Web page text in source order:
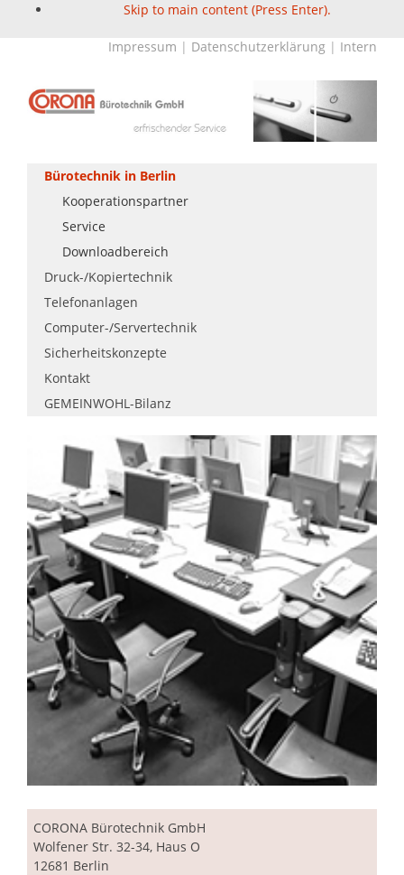
Skip to main content (Press Enter).
Impressum | Datenschutzerklärung | Intern
Bürotechnik in Berlin
Kooperationspartner
Service
Downloadbereich
Druck-/Kopiertechnik
Telefonanlagen
Computer-/Servertechnik
Sicherheitskonzepte
Kontakt
GEMEINWOHL-Bilanz
CORONA Bürotechnik GmbH
Wolfener Str. 32-34, Haus O
12681 Berlin